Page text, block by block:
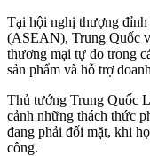
Tại hội nghị thượng
(ASEAN), Trung Quốc
thương mại tự do trong
sản phẩm và hỗ trợ
Thủ tướng Trung Quốc
cảnh những thách thức
đang phải đối mặt, khi
công.